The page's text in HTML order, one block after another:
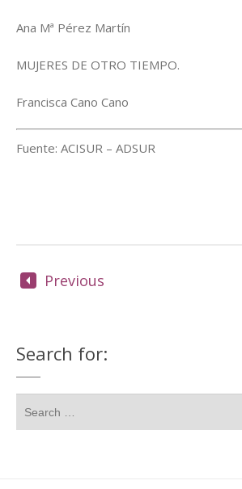
Ana Mª Pérez Martín
MUJERES DE OTRO TIEMPO.
Francisca Cano Cano
Fuente: ACISUR – ADSUR
Previous
Search for: